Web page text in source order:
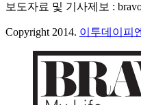
보도자료 및 기사제보 :
Copyright 2014. 이투데이피